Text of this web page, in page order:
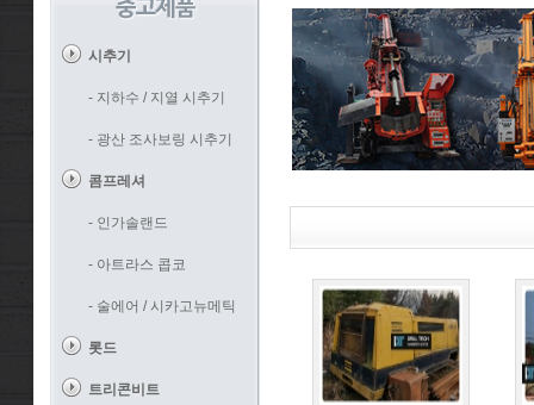
시추기
- 지하수 / 지열 시추기
- 광산 조사보링 시추기
콤프레셔
- 인가솔랜드
- 아트라스 콥코
- 술에어 / 시카고뉴메틱
롯드
트리콘비트